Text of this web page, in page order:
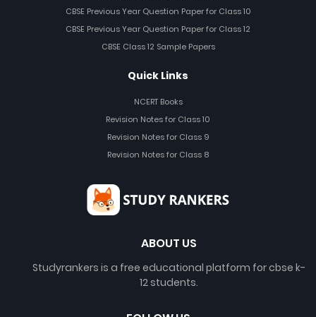
CBSE Previous Year Question Paper for Class 10
CBSE Previous Year Question Paper for Class 12
CBSE Class 12 Sample Papers
Quick Links
NCERT Books
Revision Notes for Class 10
Revision Notes for Class 9
Revision Notes for Class 8
ABOUT US
Studyrankers is a free educational platform for cbse k-
12 students.